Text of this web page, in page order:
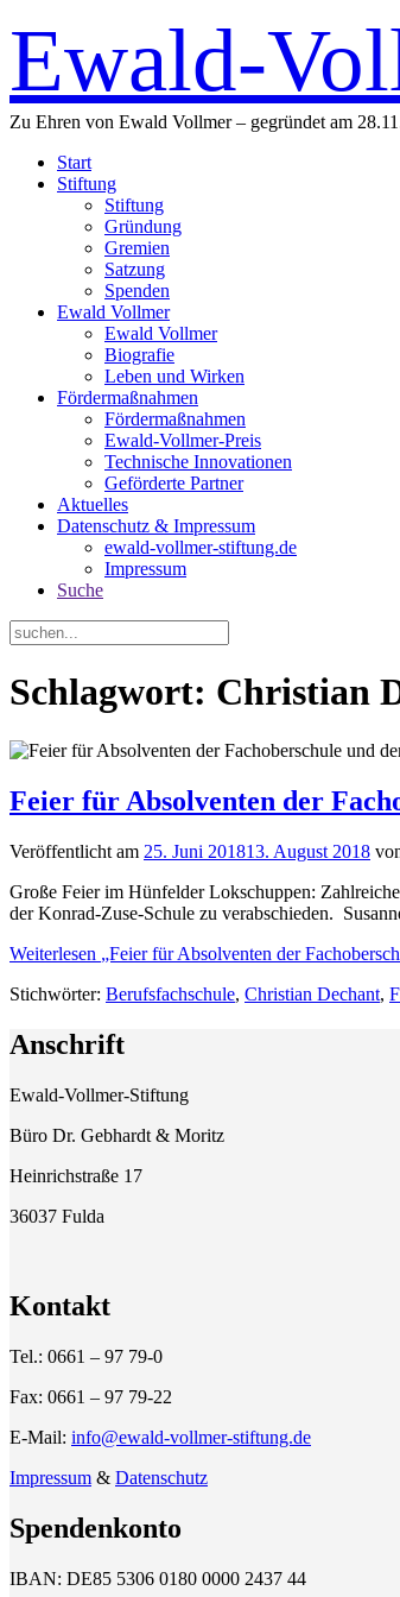
Ewald-
Zu Ehren von Ewald Vollmer – gegründet am
Start
Stiftung
Stiftung
Gründung
Gremien
Satzung
Spenden
Ewald Vollmer
Ewald Vollmer
Biografie
Leben und Wirken
Fördermaßnahmen
Fördermaßnahmen
Ewald-Vollmer-Preis
Technische Innovationen
Geförderte Partner
Aktuelles
Datenschutz & Impressum
ewald-vollmer-stiftung.de
Impressum
Suche
Schlagwort: Christian
Feier für Absolventen der
Veröffentlicht am 25. Juni 201813. August 2018
Große Feier im Hünfelder Lokschuppen:
der Konrad-Zuse-Schule zu verabschieden.
Weiterlesen „Feier für Absolventen der
Stichwörter: Berufsfachschule, Christian Dechant,
Anschrift
Ewald-Vollmer-Stiftung
Büro Dr. Gebhardt & Moritz
Heinrichstraße 17
36037 Fulda
Kontakt
Tel.: 0661 – 97 79-0
Fax: 0661 – 97 79-22
E-Mail: info@ewald-vollmer-stiftung.de
Impressum & Datenschutz
Spendenkonto
IBAN: DE85 5306 0180 0000 2437 44